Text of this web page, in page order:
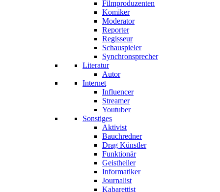
Filmproduzenten
Komiker
Moderator
Reporter
Regisseur
Schauspieler
Synchronsprecher
Literatur
Autor
Internet
Influencer
Streamer
Youtuber
Sonstiges
Aktivist
Bauchredner
Drag Künstler
Funktionär
Geistheiler
Informatiker
Journalist
Kabarettist